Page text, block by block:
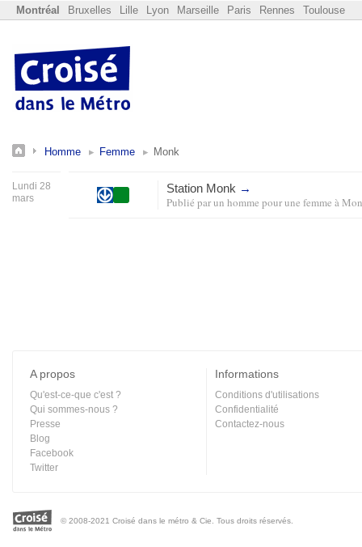
Montréal Bruxelles Lille Lyon Marseille Paris Rennes Toulouse
Homme Femme Monk
Lundi 28
mars
Station Monk →
Publié parun homme pour une femme à
A propos
Qu'est-ce-que c'est ?
Qui sommes-nous ?
Presse
Blog
Facebook
Twitter
Informations
Conditions d'utilisations
Confidentialité
Contactez-nous
© 2008-2021 Croisé dans le métro & Cie. Tous droits réservés.